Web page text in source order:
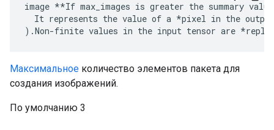
image **If max_images is greater the summary
It represents the value of a *pixel in the
).Non-finite values in the input tensor are
Максимальное количество элементов пакета для
создания изображений.
По умолчанию 3